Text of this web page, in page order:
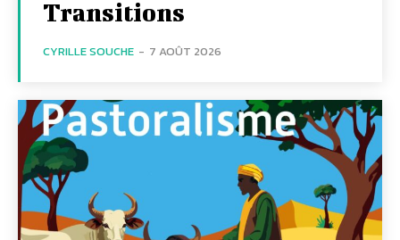
Transitions
CYRILLE SOUCHE - 7 AOÛT 2026